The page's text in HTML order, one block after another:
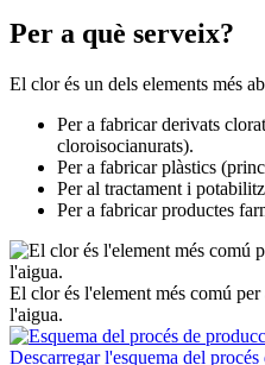
Per a què serveix?
El clor és un dels elements més
Per a fabricar derivats
cloroisocianurats).
Per a fabricar plàstics
Per al tractament i
Per a fabricar productes
El clor és l'element més comú
l'aigua.
Descarregar l'esquema del